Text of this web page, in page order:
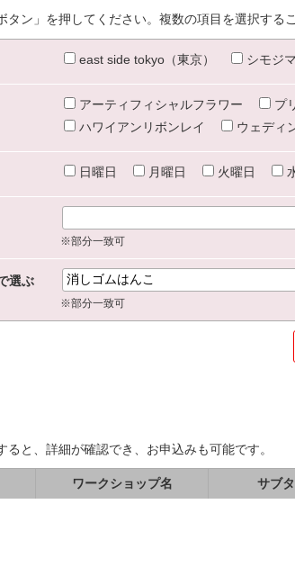
タン」を押してください。複数の項目を選択する
east side tokyo（東京） シモジ
アーティフィシャルフラワー プ
ハワイアンリボンレイ
ウェディ
日曜日 月曜日 火曜日
※部分一致可
選ぶ
※部分一致可
ると、詳細が確認でき、お申込みも可能です。
ワークショップ名 サブ